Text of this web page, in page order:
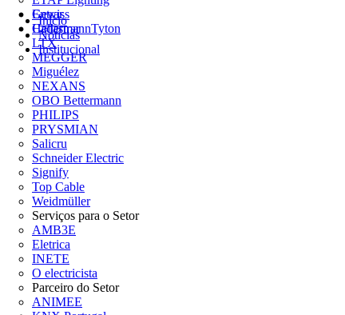
Gewiss
HellermannTyton
LTX
MEGGER
Miguélez
NEXANS
OBO Bettermann
PHILIPS
PRYSMIAN
Salicru
Schneider Electric
Signify
Top Cable
Weidmüller
Serviços para o Setor
AMB3E
Eletrica
INETE
O electricista
Parceiro do Setor
ANIMEE
Entrar
Cadastrar
Início
Notícias
Institucional